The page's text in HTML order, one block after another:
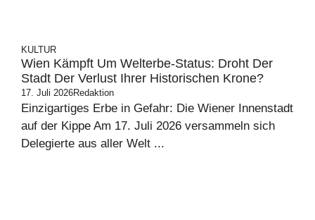
KULTUR
Wien Kämpft Um Welterbe-Status: Droht Der
Stadt Der Verlust Ihrer Historischen Krone?
17. Juli 2026Redaktion
Einzigartiges Erbe in Gefahr: Die Wiener Innenstadt
auf der Kippe Am 17. Juli 2026 versammeln sich
Delegierte aus aller Welt ...